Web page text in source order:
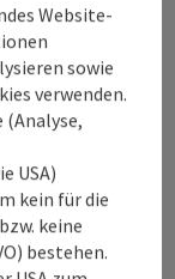
Website-
sowie
verwenden.
USA)
kein für die
keine
bestehen.